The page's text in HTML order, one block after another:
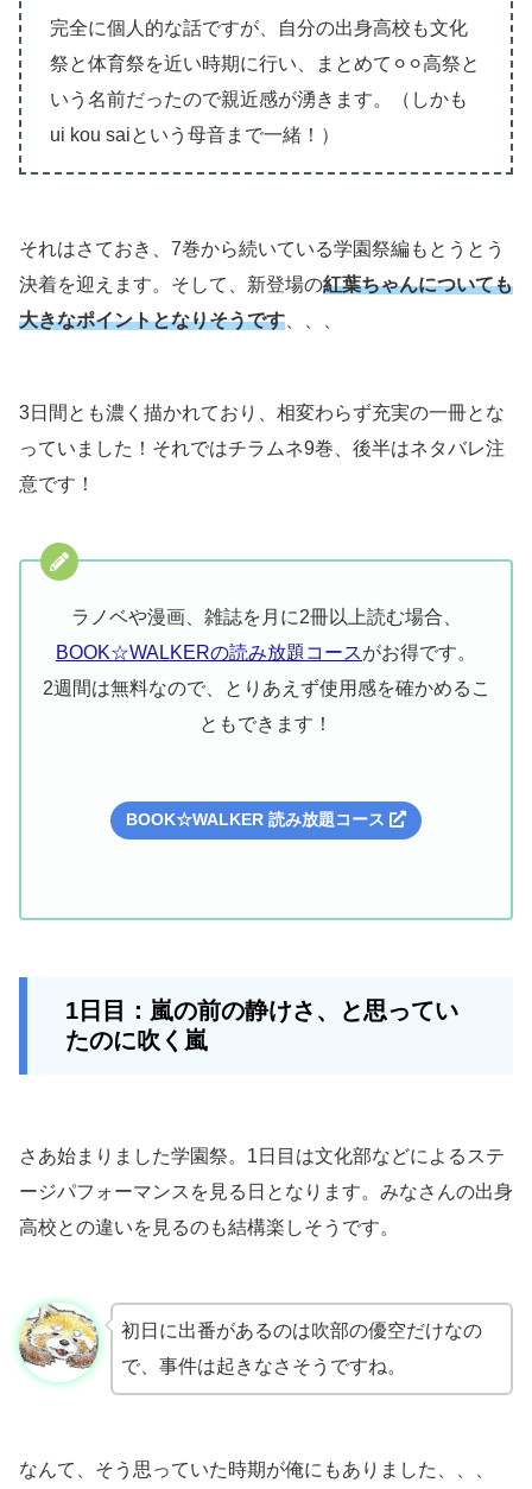
完全に個人的な話ですが、自分の出身高校も文化
祭と体育祭を近い時期に行い、まとめて⚪︎⚪︎高祭と
いう名前だったので親近感が湧きます。（しかも
ui kou saiという母音まで一緒！）
それはさておき、7巻から続いている学園祭編もとうとう
決着を迎えます。そして、新登場の紅葉ちゃんについても
大きなポイントとなりそうです
3日間とも濃く描かれており、相変わらず充実の一冊とな
っていました！それではチラムネ9巻、後半はネタバレ注
意です！
ラノベや漫画、雑誌を月に2冊以上読む場合、
BOOK☆WALKERの読み放題コースがお得です。
2週間は無料なので、とりあえず使用感を確かめるこ
ともできます！
BOOK☆WALKER 読み放題コース
1日目：嵐の前の静けさ、と思ってい
たのに吹く嵐
さあ始まりました学園祭。1日目は文化部などによるステ
ージパフォーマンスを見る日となります。みなさんの出身
高校との違いを見るのも結構楽しそうです。
初日に出番があるのは吹部の優空だけなの
で、事件は起きなさそうですね。
なんて、そう思っていた時期が俺にもありました、、、